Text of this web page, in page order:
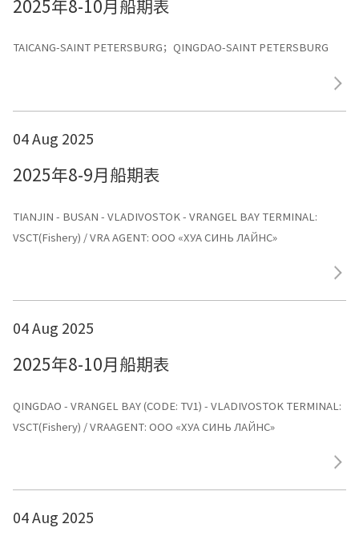
2025年8-10月船期表
TAICANG-SAINT PETERSBURG；QINGDAO-SAINT PETERSBURG
04 Aug 2025
2025年8-9月船期表
TIANJIN - BUSAN - VLADIVOSTOK - VRANGEL BAY TERMINAL:
VSCT(Fishery) / VRA AGENT: ООО «ХУА СИНЬ ЛАЙНС»
04 Aug 2025
2025年8-10月船期表
QINGDAO - VRANGEL BAY (CODE: TV1) - VLADIVOSTOK TERMINAL:
VSCT(Fishery) / VRAAGENT: ООО «ХУА СИНЬ ЛАЙНС»
04 Aug 2025